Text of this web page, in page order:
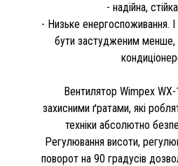
- надійна,
- Низьке енергоспоживання.
бути застудженим менше,
Вентилятор Wimpex
захисними ґратами, які
техніки абсолютно
Регулювання висоти,
поворот на 90 градусів